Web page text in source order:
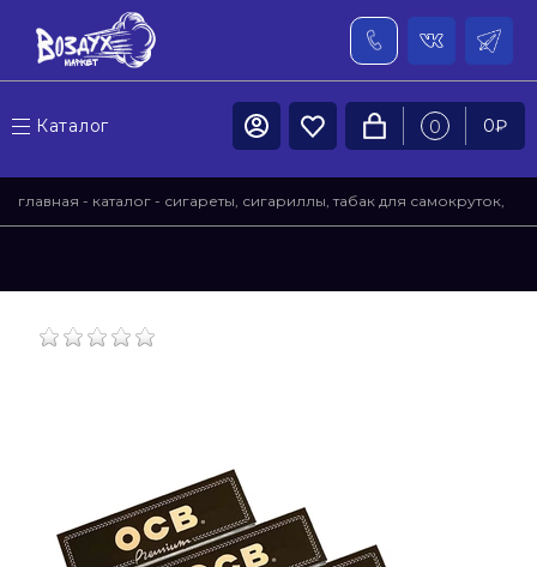
Каталог 0 0₽
главная - каталог - сигареты, сигариллы, табак для самокруток,
машинка, гильзы для самокруток- бумага сигаретная ocb
премиум